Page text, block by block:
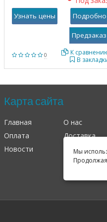
Мы
0
В
К
Узнать цены Подробно
Карта сайта
Главная О нас
Оплата
Доставка
Новости
Оферта